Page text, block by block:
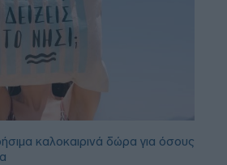
καλοκαιρινά δώρα για όσους